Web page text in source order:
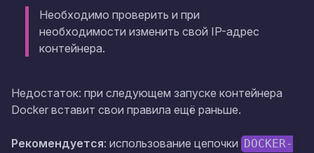
Необходимо проверить и при
необходимости изменить свой IP-адрес
контейнера.
Недостаток: при следующем запуске контейнера
Docker вставит свои правила ещё раньше.
Рекомендуется: использование цепочки DOCKER-